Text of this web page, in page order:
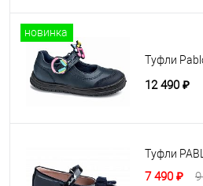
новинка
Туфли
12 490 ₽
Туфли
7 490 ₽